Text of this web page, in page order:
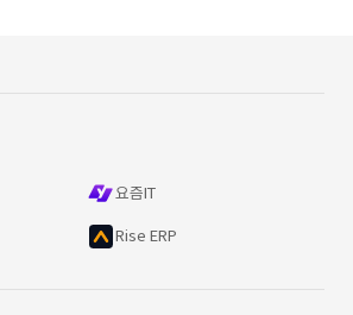
요즘IT
Rise ERP